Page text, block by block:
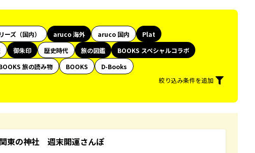
ズ（国内） aruco 海外 aruco 国内
Plat
御朱印 歴史時代 旅の図鑑
BOOKS スペシャルコラボ
旅の読み物 BOOKS
D-Books
絞り込み条件を追加
東の神社 週末開運さんぽ